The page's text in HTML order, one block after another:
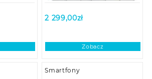
2 299,00zł
Zobacz
Smartfony